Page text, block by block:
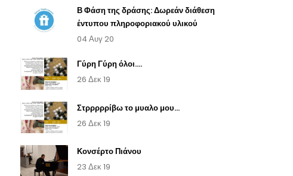
Β Φάση της δράσης: Δωρεάν διάθεση
έντυπου πληροφοριακού υλικού
04 Αυγ 20
Γύρη Γύρη όλοι....
26 Δεκ 19
Στρρρρρίβω το μυαλο μου...
26 Δεκ 19
Κονσέρτο Πιάνου
23 Δεκ 19